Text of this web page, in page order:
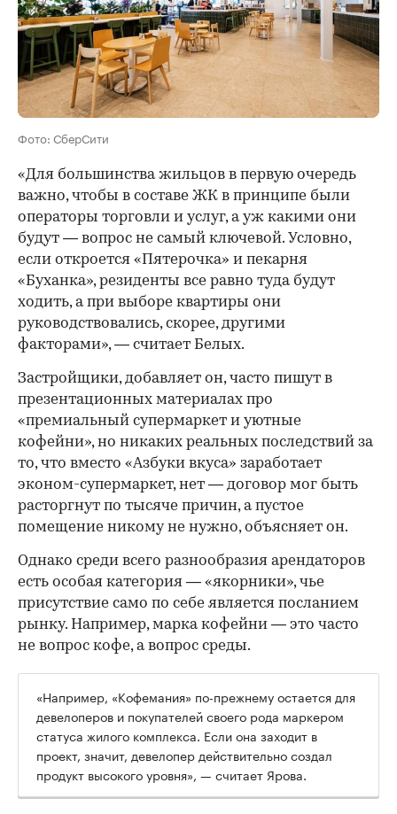
Фото: СберСити
«Для большинства жильцов в первую очередь
важно, чтобы в составе ЖК в принципе были
операторы торговли и услуг, а уж какими они
будут — вопрос не самый ключевой. Условно,
если откроется «Пятерочка» и пекарня
«Буханка», резиденты все равно туда будут
ходить, а при выборе квартиры они
руководствовались, скорее, другими
факторами», — считает Белых.
Застройщики, добавляет он, часто пишут в
презентационных материалах про
«премиальный супермаркет и уютные
кофейни», но никаких реальных последствий за
то, что вместо «Азбуки вкуса» заработает
эконом-супермаркет, нет — договор мог быть
расторгнут по тысяче причин, а пустое
помещение никому не нужно, объясняет он.
Однако среди всего разнообразия арендаторов
есть особая категория — «якорники», чье
присутствие само по себе является посланием
рынку. Например, марка кофейни — это часто
не вопрос кофе, а вопрос среды.
«Например, «Кофемания» по-прежнему остается для
девелоперов и покупателей своего рода маркером
статуса жилого комплекса. Если она заходит в
проект, значит, девелопер действительно создал
продукт высокого уровня», — считает Ярова.